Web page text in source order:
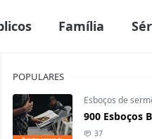
Família
POPULARES
Esboços de
900 Esboços
37